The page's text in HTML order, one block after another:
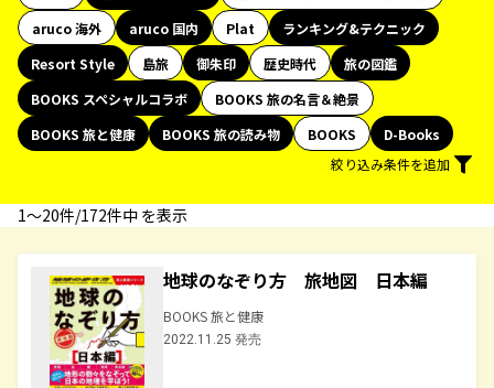
aruco 海外
aruco 国内 Plat
ランキング&テクニック
Resort Style
島旅 御朱印 歴史時代
旅の図鑑
BOOKS スペシャルコラボ
BOOKS 旅の名言＆絶景
BOOKS 旅と健康
BOOKS 旅の読み物 BOOKS
D-Books
絞り込み条件を追加
1〜20件/172件中 を表示
地球のなぞり方 旅地図 日本編
BOOKS 旅と健康
2022.11.25 発売